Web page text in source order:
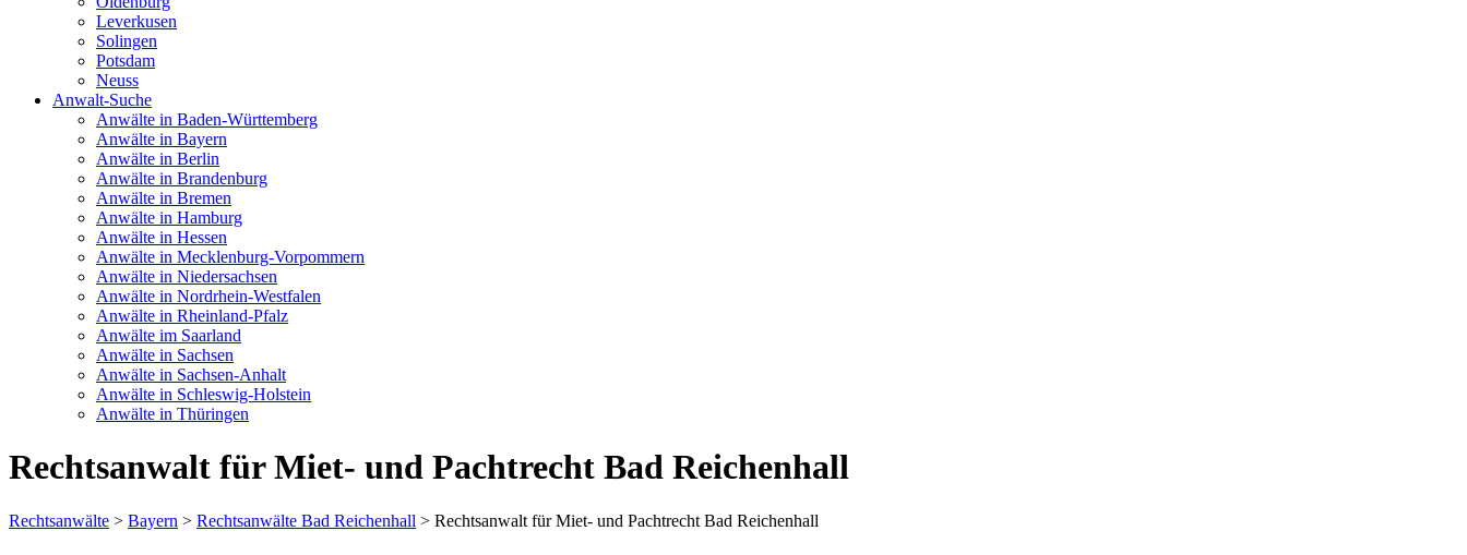
Leverkusen
Solingen
Potsdam
Neuss
Anwalt-Suche
Anwälte in Baden-Württemberg
Anwälte in Bayern
Anwälte in Berlin
Anwälte in Brandenburg
Anwälte in Bremen
Anwälte in Hamburg
Anwälte in Hessen
Anwälte in Mecklenburg-Vorpommern
Anwälte in Niedersachsen
Anwälte in Nordrhein-Westfalen
Anwälte in Rheinland-Pfalz
Anwälte im Saarland
Anwälte in Sachsen
Anwälte in Sachsen-Anhalt
Anwälte in Schleswig-Holstein
Anwälte in Thüringen
Rechtsanwalt für Miet- und Pachtrecht Bad Reichenhall
Rechtsanwälte > Bayern > Rechtsanwälte Bad Reichenhall > Rechtsanwalt für Miet- und Pachtrecht Bad Reichenhall